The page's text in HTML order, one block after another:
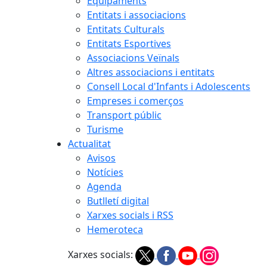
Entitats i associacions
Entitats Culturals
Entitats Esportives
Associacions Veïnals
Altres associacions i entitats
Consell Local d'Infants i Adolescents
Empreses i comerços
Transport públic
Turisme
Actualitat
Avisos
Notícies
Agenda
Butlletí digital
Xarxes socials i RSS
Hemeroteca
Xarxes socials: